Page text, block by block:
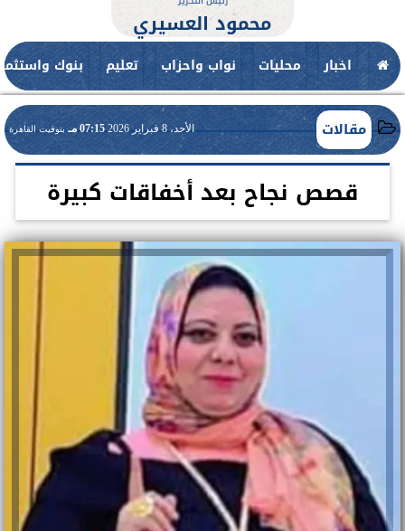
محمود العسيري
اخبار محليات نواب واحزاب تعليم بنوك
مقالات الأحد، 8 فبراير 2026 07:15 مـ بتوقيت القاهرة
قصص نجاح بعد أخفاقات كبيرة